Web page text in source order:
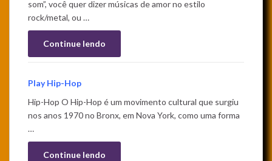
som”, você quer dizer músicas de amor no estilo
rock/metal, ou …
Continue lendo
Play Hip-Hop
Hip-Hop O Hip-Hop é um movimento cultural que surgiu
nos anos 1970 no Bronx, em Nova York, como uma forma
…
Continue lendo